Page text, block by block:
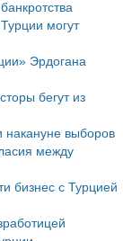
могут
Эрдогана
бегут из
накануне выборов
между
бизнес с Турцией